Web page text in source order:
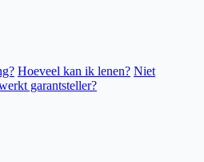
Hoeveel kan ik lenen? Niet
garantsteller?